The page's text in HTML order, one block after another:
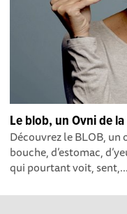
Le blob, un Ovni de
Découvrez le BLOB,
bouche, d’estomac,
qui pourtant voit, sent,...